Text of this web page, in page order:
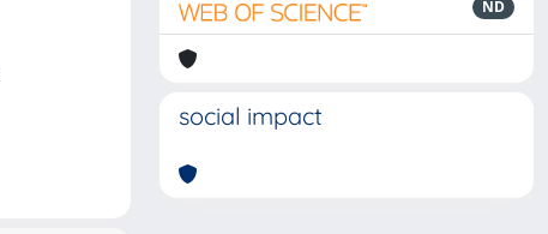
ND
social impact